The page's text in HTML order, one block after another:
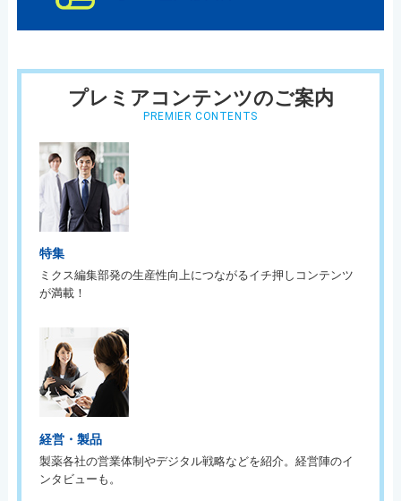
プレミアコンテンツのご案内
PREMIER CONTENTS
特集
ミクス編集部発の生産性向上につながるイチ押しコンテンツ
が満載！
経営・製品
製薬各社の営業体制やデジタル戦略などを紹介。経営陣のイ
ンタビューも。